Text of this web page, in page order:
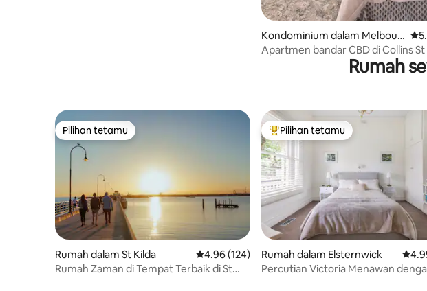
Kondominium dalam Melbour
ne
Apartmen bandar CBD di Collins St
Rumah
Pilihan tetamu
Pilihan tetamu
Rumah dalam St Kilda Penarafan purata 4.96 daripada 5, 124 ulasan
4.96 (124)
Rumah Zaman di Tempat Terbaik di St
Pilihan utama tetamu
Pilihan tetamu
Rumah dalam Elsternwick
Percutian Victoria Menawan